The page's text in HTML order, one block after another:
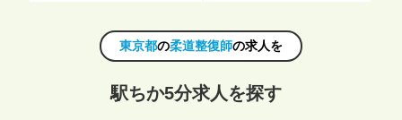
東京都の柔道整復師の求人を
駅ちか5分求人を探す